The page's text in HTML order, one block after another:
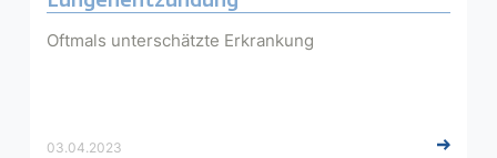
Oftmals unterschätzte Erkrankung
03.04.2023